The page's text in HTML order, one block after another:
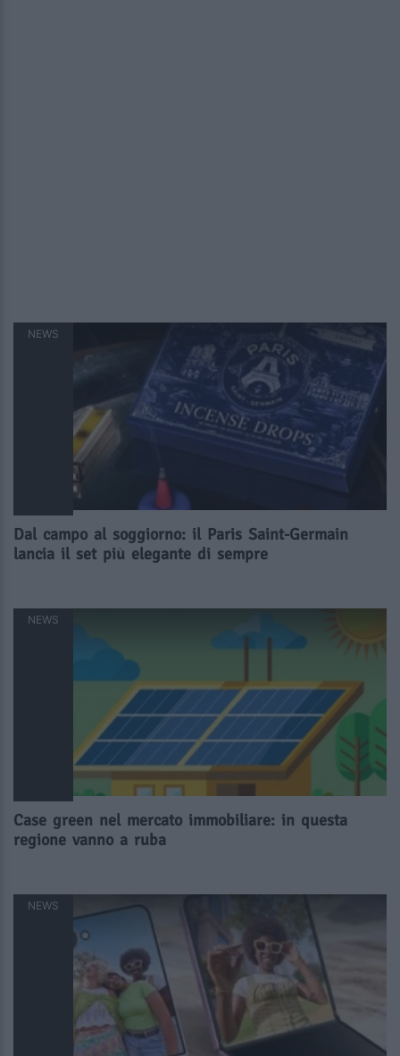
NEWS
Dal campo al soggiorno: il Paris Saint-Germain
lancia il set più elegante di sempre
NEWS
Case green nel mercato immobiliare: in questa
regione vanno a ruba
NEWS